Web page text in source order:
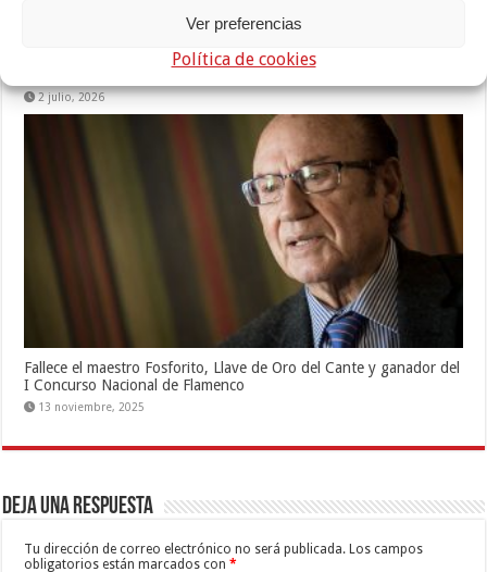
Ver preferencias
Política de cookies
2 julio, 2026
Fallece el maestro Fosforito, Llave de Oro del Cante y ganador del
I Concurso Nacional de Flamenco
13 noviembre, 2025
Deja una respuesta
Tu dirección de correo electrónico no será publicada. Los campos
obligatorios están marcados con*